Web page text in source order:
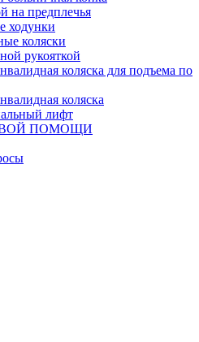
на предплечья
ходунки
коляски
рукояткой
коляска для подъема по
коляска
лифт
ПОМОЩИ